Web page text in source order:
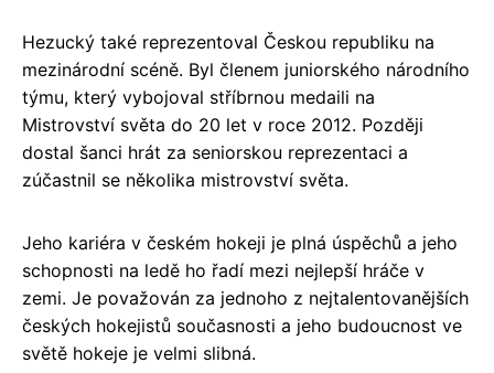
Hezucký také reprezentoval Českou republiku na
mezinárodní scéně. Byl členem juniorského národního
týmu, který vybojoval stříbrnou medaili na
Mistrovství světa do 20 let v roce 2012. Později
dostal šanci hrát za seniorskou reprezentaci a
zúčastnil se několika mistrovství světa.
Jeho kariéra v českém hokeji je plná úspěchů a jeho
schopnosti na ledě ho řadí mezi nejlepší hráče v
zemi. Je považován za jednoho z nejtalentovanějších
českých hokejistů současnosti a jeho budoucnost ve
světě hokeje je velmi slibná.